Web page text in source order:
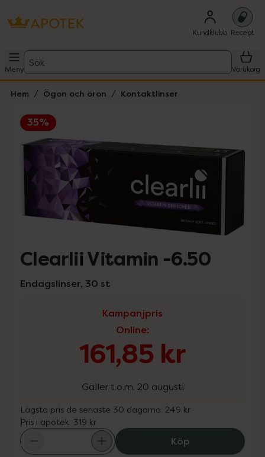
Kundklubb Recept
Meny
Sök
Varukorg
Hem Ögon och öron Kontaktlinser
35%
Lista: . Innehåller 1 objekt.
Hoppa över Lista
Clearlii Vitamin -6.50
Endagslinser, 30 st
Kampanjpris
Online:
161,85 kr
Gäller t.o.m. 20 augusti
Lägsta pris de senaste 30 dagarna: 249 kr
Pris i apotek: 319 kr
KöpClearlii Vitamin